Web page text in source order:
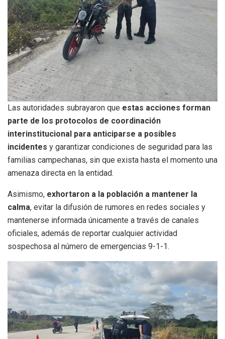
Las autoridades subrayaron que estas acciones forman
parte de los protocolos de coordinación
interinstitucional para anticiparse a posibles
incidentes y garantizar condiciones de seguridad para las
familias campechanas, sin que exista hasta el momento una
amenaza directa en la entidad.
Asimismo, exhortaron a la población a mantener la
calma, evitar la difusión de rumores en redes sociales y
mantenerse informada únicamente a través de canales
oficiales, además de reportar cualquier actividad
sospechosa al número de emergencias 9-1-1.